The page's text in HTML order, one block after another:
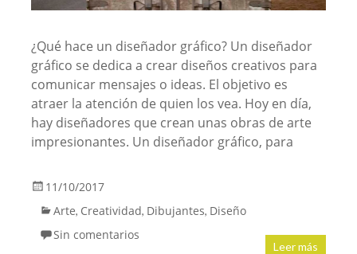
¿Qué hace un diseñador gráfico? Un diseñador
gráfico se dedica a crear diseños creativos para
comunicar mensajes o ideas. El objetivo es
atraer la atención de quien los vea. Hoy en día,
hay diseñadores que crean unas obras de arte
impresionantes. Un diseñador gráfico, para
11/10/2017
Arte, Creatividad, Dibujantes, Diseño
Sin comentarios
Leer más